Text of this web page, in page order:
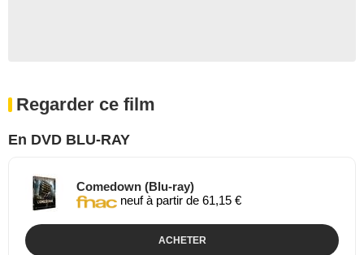
Regarder ce film
En DVD BLU-RAY
Comedown (Blu-ray)
neuf à partir de 61,15 €
ACHETER